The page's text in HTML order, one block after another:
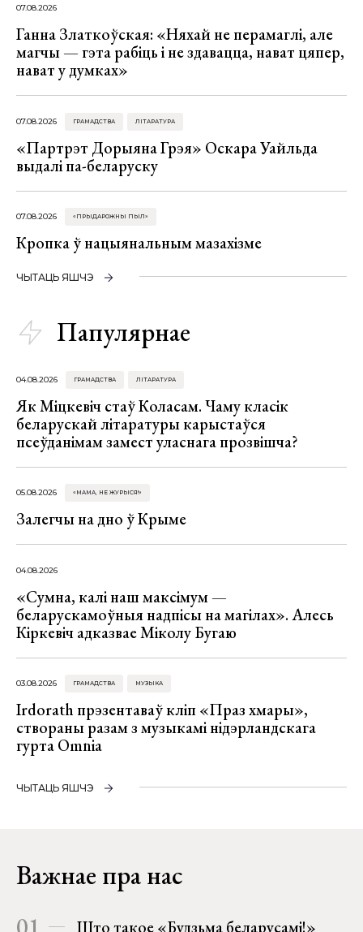
07.08.2026
Ганна Златкоўская: «Няхай не перамаглі, але
магчы — гэта рабіць і не здавацца, нават цяпер,
нават у думках»
07.08.2026 ГРАМАДСТВА ЛІТАРАТУРА
«Партрэт Дорыяна Грэя» Оскара Уайльда
выдалі па-беларуску
07.08.2026 «ПРЫДАРОЖНЫ ПЫЛ»
Кропка ў нацыянальным мазахізме
ЧЫТАЦЬ ЯШЧЭ
Папулярнае
04.08.2026 ГРАМАДСТВА ЛІТАРАТУРА
Як Міцкевіч стаў Коласам. Чаму класік
беларускай літаратуры карыстаўся
псеўданімам замест уласнага прозвішча?
05.08.2026 «МАМА, НЕ ЖУРЫСЯ!»
Залегчы на дно ў Крыме
04.08.2026
«Сумна, калі наш максімум —
беларускамоўныя надпісы на магілах». Алесь
Кіркевіч адказвае Міколу Бугаю
03.08.2026 ГРАМАДСТВА МУЗЫКА
Irdorath прэзентаваў кліп «Праз хмары»,
створаны разам з музыкамі нідэрландскага
гурта Omnia
ЧЫТАЦЬ ЯШЧЭ
Важнае пра нас
Што такое «Будзьма беларусамі!»